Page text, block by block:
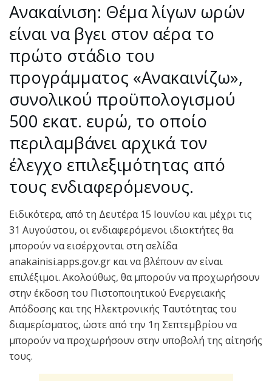
Ανακαίνιση: Θέμα λίγων ωρών
είναι να βγει στον αέρα το
πρώτο στάδιο του
προγράμματος «Ανακαινίζω»,
συνολικού προϋπολογισμού
500 εκατ. ευρώ, το οποίο
περιλαμβάνει αρχικά τον
έλεγχο επιλεξιμότητας από
τους ενδιαφερόμενους.
Ειδικότερα, από τη Δευτέρα 15 Ιουνίου και μέχρι τις
31 Αυγούστου, οι ενδιαφερόμενοι ιδιοκτήτες θα
μπορούν να εισέρχονται στη σελίδα
anakainisi.apps.gov.gr και να βλέπουν αν είναι
επιλέξιμοι. Ακολούθως, θα μπορούν να προχωρήσουν
στην έκδοση του Πιστοποιητικού Ενεργειακής
Απόδοσης και της Ηλεκτρονικής Ταυτότητας του
διαμερίσματος, ώστε από την 1η Σεπτεμβρίου να
μπορούν να προχωρήσουν στην υποβολή της αίτησής
τους.